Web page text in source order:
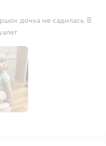
дочка не садилась. В